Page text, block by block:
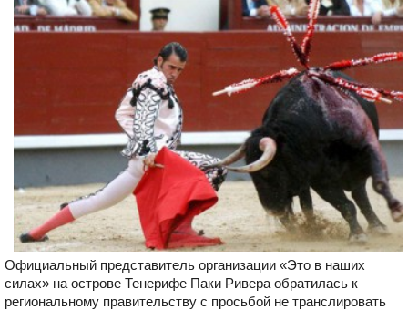
Официальный представитель организации «Это в наших
силах» на острове Тенерифе Паки Ривера обратилась к
региональному правительству с просьбой не транслировать